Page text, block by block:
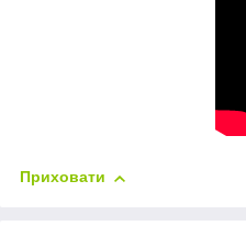
Приховати